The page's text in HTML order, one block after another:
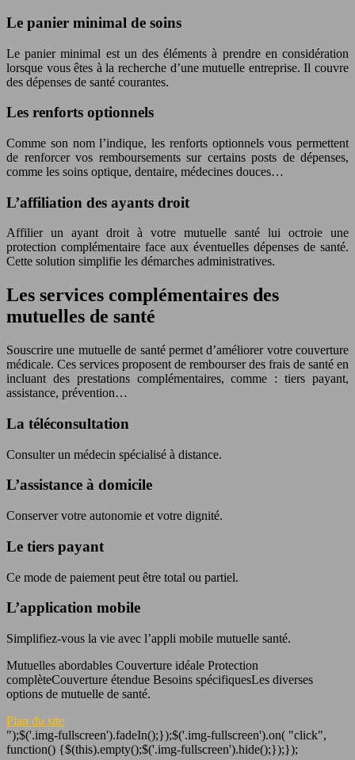
Le panier minimal de soins
Le panier minimal est un des éléments à prendre en considération
lorsque vous êtes à la recherche d’une mutuelle entreprise. Il couvre
des dépenses de santé courantes.
Les renforts optionnels
Comme son nom l’indique, les renforts optionnels vous permettent
de renforcer vos remboursements sur certains posts de dépenses,
comme les soins optique, dentaire, médecines douces…
L’affiliation des ayants droit
Affilier un ayant droit à votre mutuelle santé lui octroie une
protection complémentaire face aux éventuelles dépenses de santé.
Cette solution simplifie les démarches administratives.
Les services complémentaires des
mutuelles de santé
Souscrire une mutuelle de santé permet d’améliorer votre couverture
médicale. Ces services proposent de rembourser des frais de santé en
incluant des prestations complémentaires, comme : tiers payant,
assistance, prévention…
La téléconsultation
Consulter un médecin spécialisé à distance.
L’assistance à domicile
Conserver votre autonomie et votre dignité.
Le tiers payant
Ce mode de paiement peut être total ou partiel.
L’application mobile
Simplifiez-vous la vie avec l’appli mobile mutuelle santé.
Mutuelles abordables Couverture idéale Protection
complèteCouverture étendue Besoins spécifiquesLes diverses
options de mutuelle de santé.
Plan du site
");$('.img-fullscreen').fadeIn();});$('.img-fullscreen').on( "click",
function() {$(this).empty();$('.img-fullscreen').hide();});});